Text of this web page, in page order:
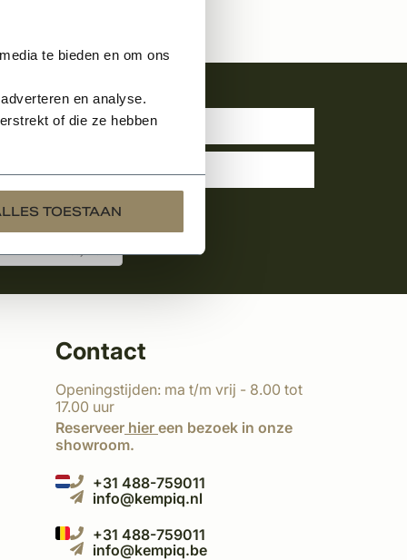
te bieden en om ons
en analyse.
of die ze hebben
TOESTAAN
Contact
Openingstijden: ma t/m vrij - 8.00 tot
17.00 uur
Reserveer hier een bezoek in onze
showroom.
+31 488-759011
info@kempiq.nl
+31 488-759011
info@kempiq.be